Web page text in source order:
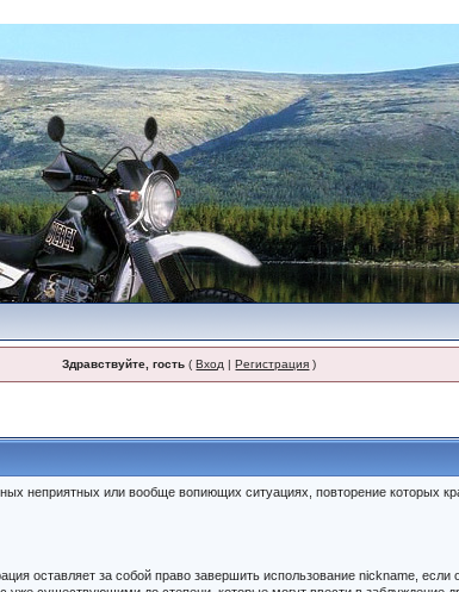
Здравствуйте, гость (Вход |Регистрация )
неприятных или вообще вопиющих ситуациях, повторение которых
оставляет за собой право завершить использование nickname,